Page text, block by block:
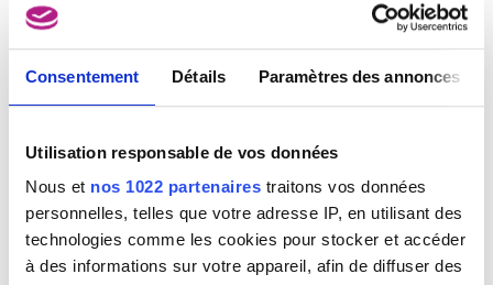
Consentement Détails Paramètres des annonces
Utilisation responsable de vos données
Nous et nos 1022 partenaires traitons vos données
personnelles, telles que votre adresse IP, en utilisant des
technologies comme les cookies pour stocker et accéder
à des informations sur votre appareil, afin de diffuser des
Gaspar Jean
Arlon 1861 - Bruxelles 1931
Gassel Lucas
Helmond (Pays-Bas) avant 1500 - ? vers 1570
Bordeaux, Gironde (France) 1786 - Paris (France) 1832
Gaston La Touche
Saint-Cloud (Hauts-de-Seine, France) 1854 - Paris (France) 1913
Gauguin Paul
Paris (France) 1848 - Atuona (Iles Marquises, Polynésie française) 1903